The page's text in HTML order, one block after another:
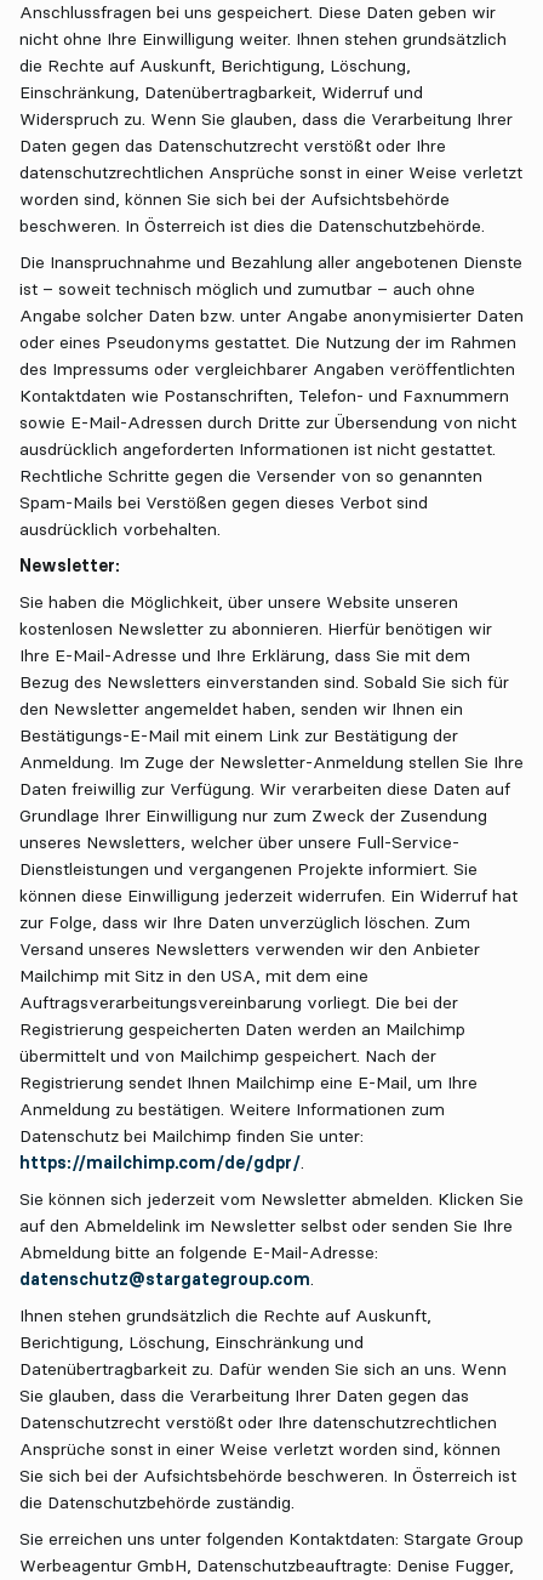
Anschlussfragen bei uns gespeichert. Diese Daten geben wir
nicht ohne Ihre Einwilligung weiter. Ihnen stehen grundsätzlich
die Rechte auf Auskunft, Berichtigung, Löschung,
Einschränkung, Datenübertragbarkeit, Widerruf und
Widerspruch zu. Wenn Sie glauben, dass die Verarbeitung Ihrer
Daten gegen das Datenschutzrecht verstößt oder Ihre
datenschutzrechtlichen Ansprüche sonst in einer Weise verletzt
worden sind, können Sie sich bei der Aufsichtsbehörde
beschweren. In Österreich ist dies die Datenschutzbehörde.
Die Inanspruchnahme und Bezahlung aller angebotenen Dienste
ist – soweit technisch möglich und zumutbar – auch ohne
Angabe solcher Daten bzw. unter Angabe anonymisierter Daten
oder eines Pseudonyms gestattet. Die Nutzung der im Rahmen
des Impressums oder vergleichbarer Angaben veröffentlichten
Kontaktdaten wie Postanschriften, Telefon- und Faxnummern
sowie E-Mail-Adressen durch Dritte zur Übersendung von nicht
ausdrücklich angeforderten Informationen ist nicht gestattet.
Rechtliche Schritte gegen die Versender von so genannten
Spam-Mails bei Verstößen gegen dieses Verbot sind
ausdrücklich vorbehalten.
Newsletter:
Sie haben die Möglichkeit, über unsere Website unseren
kostenlosen Newsletter zu abonnieren. Hierfür benötigen wir
Ihre E-Mail-Adresse und Ihre Erklärung, dass Sie mit dem
Bezug des Newsletters einverstanden sind. Sobald Sie sich für
den Newsletter angemeldet haben, senden wir Ihnen ein
Bestätigungs-E-Mail mit einem Link zur Bestätigung der
Anmeldung. Im Zuge der Newsletter-Anmeldung stellen Sie Ihre
Daten freiwillig zur Verfügung. Wir verarbeiten diese Daten auf
Grundlage Ihrer Einwilligung nur zum Zweck der Zusendung
unseres Newsletters, welcher über unsere Full-Service-
Dienstleistungen und vergangenen Projekte informiert. Sie
können diese Einwilligung jederzeit widerrufen. Ein Widerruf hat
zur Folge, dass wir Ihre Daten unverzüglich löschen. Zum
Versand unseres Newsletters verwenden wir den Anbieter
Mailchimp mit Sitz in den USA, mit dem eine
Auftragsverarbeitungsvereinbarung vorliegt. Die bei der
Registrierung gespeicherten Daten werden an Mailchimp
übermittelt und von Mailchimp gespeichert. Nach der
Registrierung sendet Ihnen Mailchimp eine E-Mail, um Ihre
Anmeldung zu bestätigen. Weitere Informationen zum
Datenschutz bei Mailchimp finden Sie unter:
https://mailchimp.com/de/gdpr/.
Sie können sich jederzeit vom Newsletter abmelden. Klicken Sie
auf den Abmeldelink im Newsletter selbst oder senden Sie Ihre
Abmeldung bitte an folgende E-Mail-Adresse:
datenschutz@stargategroup.com.
Ihnen stehen grundsätzlich die Rechte auf Auskunft,
Berichtigung, Löschung, Einschränkung und
Datenübertragbarkeit zu. Dafür wenden Sie sich an uns. Wenn
Sie glauben, dass die Verarbeitung Ihrer Daten gegen das
Datenschutzrecht verstößt oder Ihre datenschutzrechtlichen
Ansprüche sonst in einer Weise verletzt worden sind, können
Sie sich bei der Aufsichtsbehörde beschweren. In Österreich ist
die Datenschutzbehörde zuständig.
Sie erreichen uns unter folgenden Kontaktdaten: Stargate Group
Werbeagentur GmbH, Datenschutzbeauftragte: Denise Fugger,